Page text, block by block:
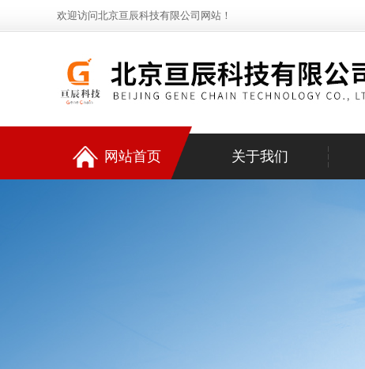
欢迎访问北京亘辰科技有限公司网站！
网站首页 关于我们